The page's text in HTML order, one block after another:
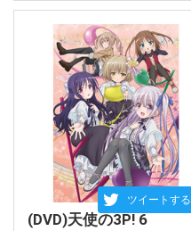
(DVD)天使の3P! 6
ツイートする